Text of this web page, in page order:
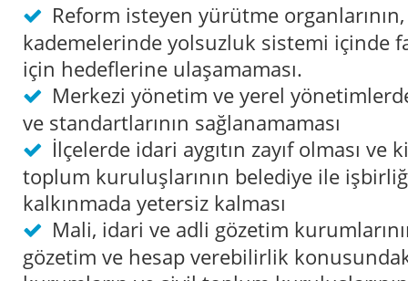
Reform isteyen yürütme
kademelerinde yolsuzluk sistemi içinde
için hedeflerine ulaşamaması.
Merkezi yönetim ve yerel
ve standartlarının sağlanamaması
İlçelerde idari aygıtın zayıf olması ve
toplum kuruluşlarının belediye ile
kalkınmada yetersiz kalması
Mali, idari ve adli gözetim
gözetim ve hesap verebilirlik konusundaki